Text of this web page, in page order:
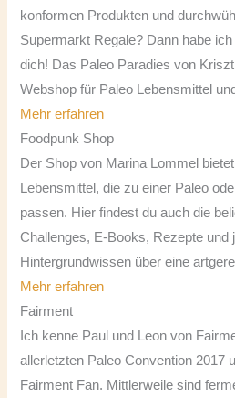
konformen Produkten und
Supermarkt Regale? Dann habe
dich! Das Paleo Paradies von
Webshop für Paleo Lebensmittel
Mehr erfahren
Foodpunk Shop
Der Shop von Marina Lommel
Lebensmittel, die zu einer Paleo
passen. Hier findest du auch die
Challenges, E-Books, Rezepte und
Hintergrundwissen über eine
Mehr erfahren
Fairment
Ich kenne Paul und Leon von
allerletzten Paleo Convention 2017
Fairment Fan. Mittlerweile sind